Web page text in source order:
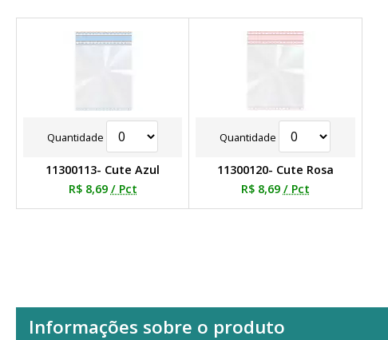
Quantidade
11300113- Cute Azul
R$ 8,69 / Pct
Quantidade
11300120- Cute Rosa
R$ 8,69 / Pct
Informações sobre o produto